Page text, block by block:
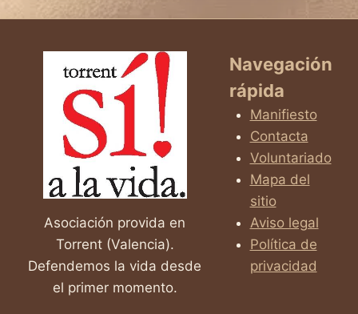
LUZ
QUE
CAMBIA
EL
MUNDO
Asociación provida en
Torrent (Valencia).
Defendemos la vida desde
el primer momento.
Navegación
rápida
Manifiesto
Contacta
Voluntariado
Mapa del
sitio
Aviso legal
Política de
privacidad